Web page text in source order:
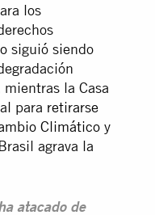
los
siguió siendo
la Casa
para retirarse
Climático y
agrava la
atacado de